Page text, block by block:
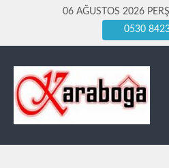
06 AĞUSTOS 2026
0530